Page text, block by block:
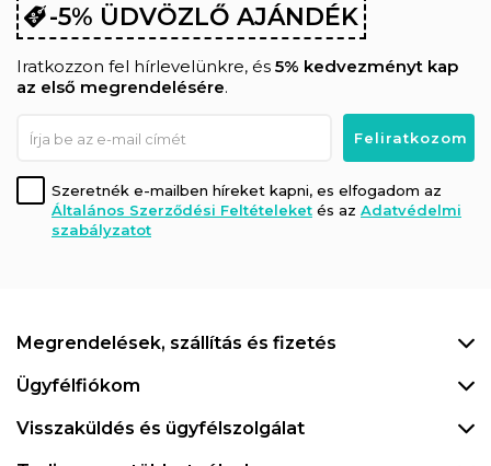
-5% ÜDVÖZLŐ AJÁNDÉK
Iratkozzon fel hírlevelünkre, és 5% kedvezményt kap
az első megrendelésére.
Szeretnék e-mailben híreket kapni, es elfogadom az
Általános Szerződési Feltételeket és az Adatvédelmi
szabályzatot
Megrendelések, szállítás és fizetés
Ügyfélfiókom
Visszaküldés és ügyfélszolgálat